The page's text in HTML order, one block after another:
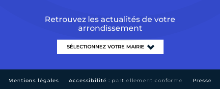
Retrouvez les actualités de votre
arrondissement
Mentions légales Accessibilité : partiellement conforme Presse